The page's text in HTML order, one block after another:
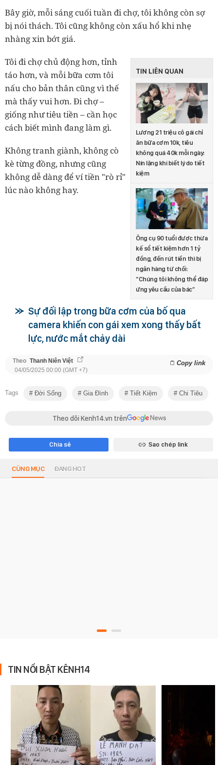
Bây giờ, mỗi sáng cuối tuần đi chợ, tôi không còn sợ
bị nói thách. Tôi cũng không còn xấu hổ khi nhẹ
nhàng xin bớt giá.
TIN LIÊN QUAN
Lương 21 triệu cô gái chỉ
ăn bữa cơm 10k, tiêu
không quá 40k mỗi ngày:
Nín lặng khi biết lý do tiết
kiệm
Ông cụ 90 tuổi được thừa
kế sổ tiết kiệm hơn 1 tỷ
đồng, đến rút tiền thì bị
ngân hàng từ chối:
“Chúng tôi không thể đáp
ứng yêu cầu của bác”
Tôi đi chợ chủ động hơn, tỉnh
táo hơn, và mỗi bữa cơm tôi
nấu cho bản thân cũng vì thế
mà thấy vui hơn. Đi chợ –
giống như tiêu tiền – cần học
cách biết mình đang làm gì.
Không tranh giành, không cò
kè từng đồng, nhưng cũng
không dễ dàng để ví tiền "rò rỉ"
lúc nào không hay.
Sự đối lập trong bữa cơm của bố qua
camera khiến con gái xem xong thấy bất
lực, nước mắt chảy dài
Theo Thanh Niên Việt Copy link
04/05/2025 00:00 (GMT +7)
Tags Đời Sống Gia Đình Tiết Kiệm Chi Tiêu
Theo dõi Kenh14.vn trên
Chia sẻ Sao chép link
CÙNG MỤC ĐANG HOT
TIN NỔI BẬT KÊNH14